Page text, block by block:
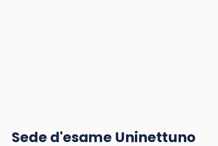
Sede d'esame Uninettuno